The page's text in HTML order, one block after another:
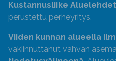
Kustannusliike
perustettu perheyritys.
Viiden kunnan alueella
vakiinnuttanut vahvan